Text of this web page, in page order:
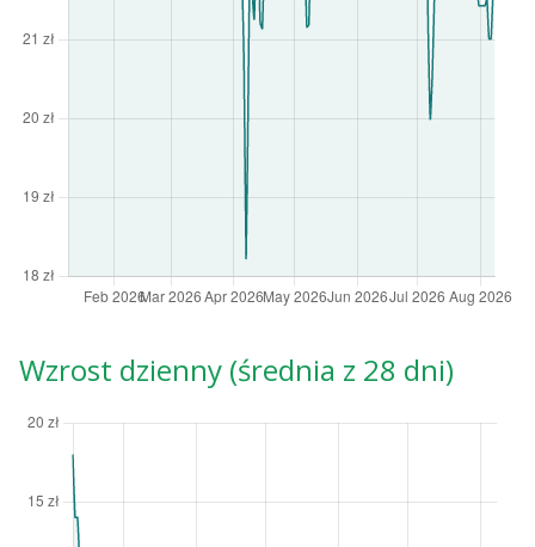
Wzrost dzienny (średnia z 28 dni)